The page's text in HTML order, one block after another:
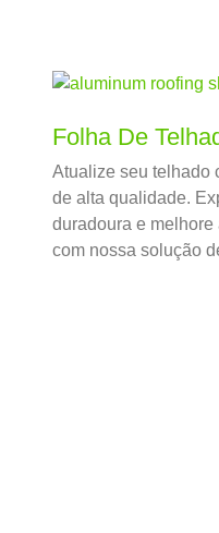
Folha De
Atualize seu telhado
de alta qualidade.
duradoura e
com nossa solução